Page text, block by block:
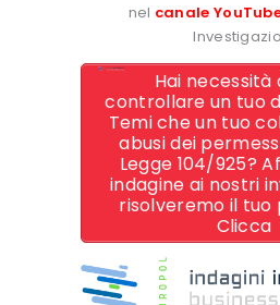
nel canale
Hai necessità
controllare un tuo
Temi che un tuo
abusi dei
Legge 104/925?
indagine ai nostri
risolveremo il tuo
Clicca